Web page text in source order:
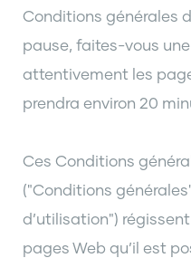
Conditions générales
pause, faites-vous
attentivement les
prendra environ 20
Ces Conditions
("Conditions
d’utilisation")
pages Web qu’il est